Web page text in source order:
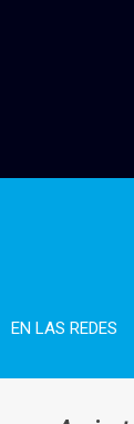
EN LAS REDES